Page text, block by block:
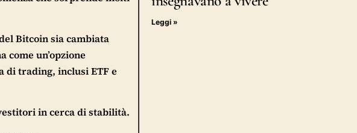
Bitcoin sia cambiata
un’opzione
di trading, inclusi ETF e
in cerca di stabilità.
Leggi »